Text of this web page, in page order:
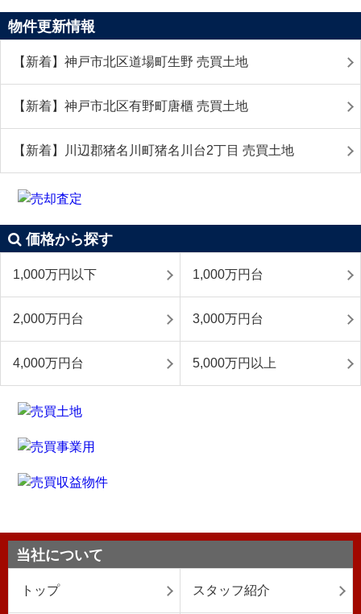
物件更新情報
【新着】神戸市北区道場町生野 売買土地
【新着】神戸市北区有野町唐櫃 売買土地
【新着】川辺郡猪名川町猪名川台2丁目 売買土地
価格から探す
1,000万円以下 1,000万円台
2,000万円台 3,000万円台
4,000万円台 5,000万円以上
当社について
トップ スタッフ紹介